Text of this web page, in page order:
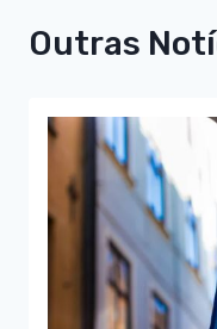
Outras